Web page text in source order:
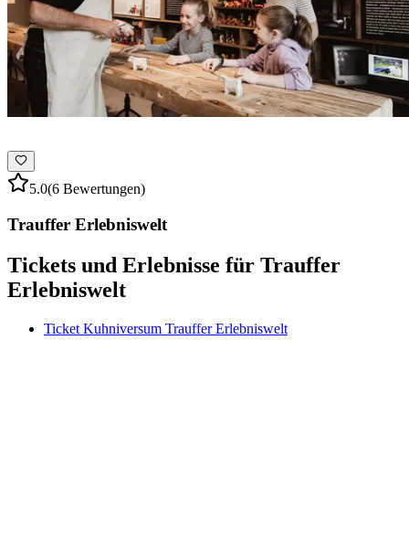
5.0(6 Bewertungen)
Trauffer Erlebniswelt
Tickets und Erlebnisse für Trauffer
Erlebniswelt
Ticket Kuhniversum Trauffer Erlebniswelt